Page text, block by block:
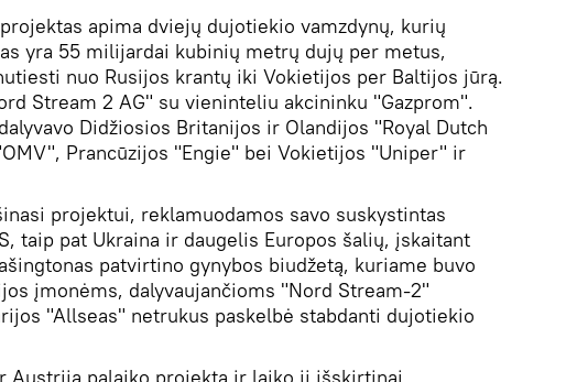
apima dviejų dujotiekio vamzdynų, kurių
yra 55 milijardai kubinių metrų dujų per metus,
nuo Rusijos krantų iki Vokietijos per Baltijos jūrą.
Stream 2 AG" su vieninteliu akcininku "Gazprom".
Didžiosios Britanijos ir Olandijos "Royal Dutch
Prancūzijos "Engie" bei Vokietijos "Uniper" ir
projektui, reklamuodamos savo suskystintas
taip pat Ukraina ir daugelis Europos šalių, įskaitant
patvirtino gynybos biudžetą, kuriame buvo
įmonėms, dalyvaujančioms "Nord Stream-2"
"Allseas" netrukus paskelbė stabdanti dujotiekio
Austrija palaiko projektą ir laiko jį išskirtinai